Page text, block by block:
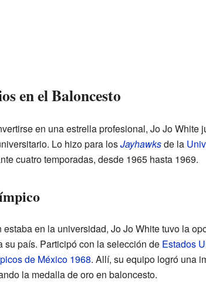
en el Baloncesto
en una estrella profesional, Jo Jo White
Lo hizo para losJayhawksde la
cuatro temporadas, desde 1965 hasta 1969.
estaba en la universidad, Jo Jo White tuvo la
su país. Participó con la selección de Estados
de México 1968. Allí, su equipo logró una
la medalla de oro en baloncesto.